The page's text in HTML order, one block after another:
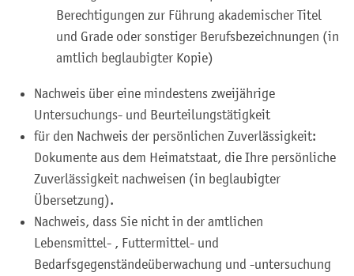
Berechtigungen zur Führung akademischer Titel
und Grade oder sonstiger Berufsbezeichnungen (in
amtlich beglaubigter Kopie)
Nachweis über eine mindestens zweijährige
Untersuchungs- und Beurteilungstätigkeit
für den Nachweis der persönlichen Zuverlässigkeit:
Dokumente aus dem Heimatstaat, die Ihre persönliche
Zuverlässigkeit nachweisen (in beglaubigter
Übersetzung).
Nachweis, dass Sie nicht in der amtlichen
Lebensmittel- , Futtermittel- und
Bedarfsgegenständeüberwachung und -untersuchung